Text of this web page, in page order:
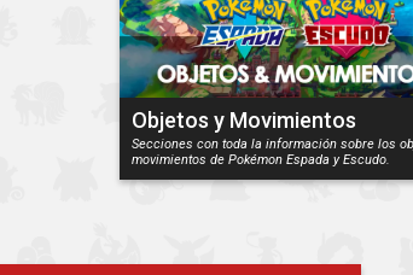
Objetos y Movimientos
Secciones con toda la información sobre los
movimientos de Pokémon Espada y Escudo.